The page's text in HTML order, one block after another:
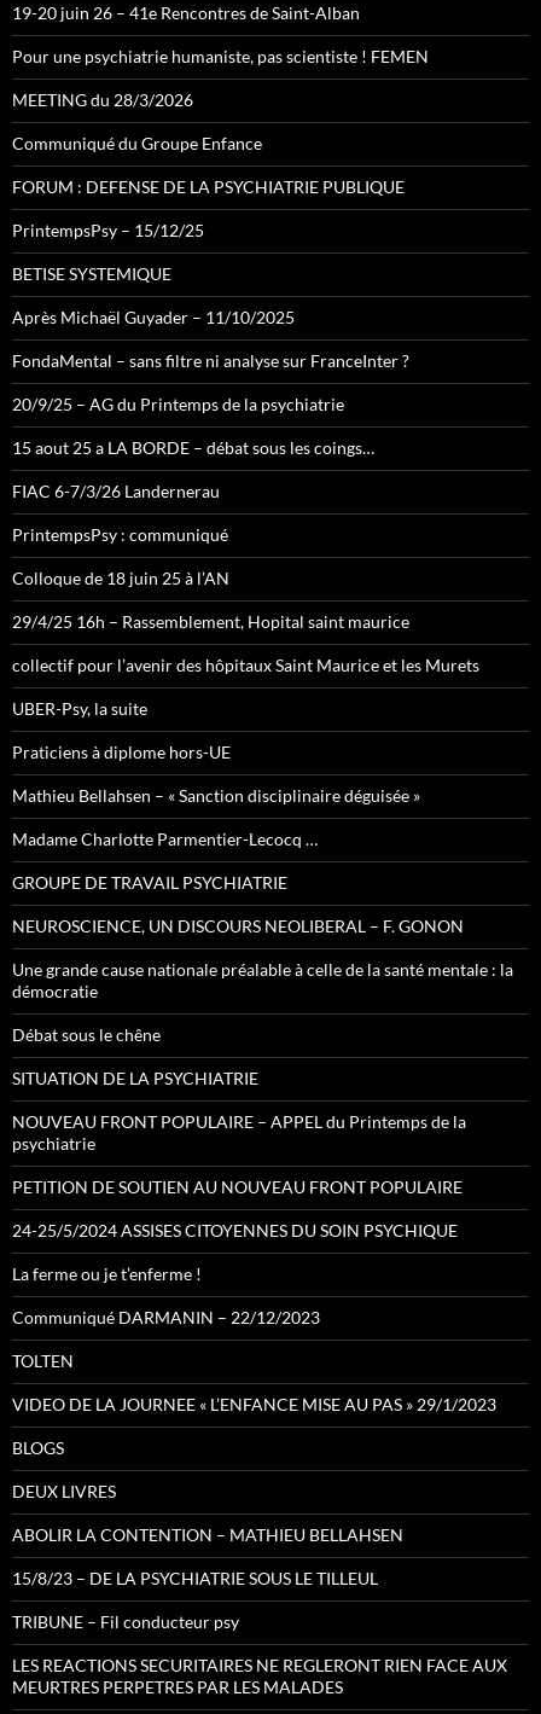
19-20 juin 26 – 41e Rencontres de Saint-Alban
Pour une psychiatrie humaniste, pas scientiste ! FEMEN
MEETING du 28/3/2026
Communiqué du Groupe Enfance
FORUM : DEFENSE DE LA PSYCHIATRIE PUBLIQUE
PrintempsPsy – 15/12/25
BETISE SYSTEMIQUE
Après Michaël Guyader – 11/10/2025
FondaMental – sans filtre ni analyse sur FranceInter ?
20/9/25 – AG du Printemps de la psychiatrie
15 aout 25 a LA BORDE – débat sous les coings…
FIAC 6-7/3/26 Landernerau
PrintempsPsy : communiqué
Colloque de 18 juin 25 à l’AN
29/4/25 16h – Rassemblement, Hopital saint maurice
collectif pour l’avenir des hôpitaux Saint Maurice et les Murets
UBER-Psy, la suite
Praticiens à diplome hors-UE
Mathieu Bellahsen – « Sanction disciplinaire déguisée »
Madame Charlotte Parmentier-Lecocq …
GROUPE DE TRAVAIL PSYCHIATRIE
NEUROSCIENCE, UN DISCOURS NEOLIBERAL – F. GONON
Une grande cause nationale préalable à celle de la santé mentale : la
démocratie
Débat sous le chêne
SITUATION DE LA PSYCHIATRIE
NOUVEAU FRONT POPULAIRE – APPEL du Printemps de la
psychiatrie
PETITION DE SOUTIEN AU NOUVEAU FRONT POPULAIRE
24-25/5/2024 ASSISES CITOYENNES DU SOIN PSYCHIQUE
La ferme ou je t’enferme !
Communiqué DARMANIN – 22/12/2023
TOLTEN
VIDEO DE LA JOURNEE « L’ENFANCE MISE AU PAS » 29/1/2023
BLOGS
DEUX LIVRES
ABOLIR LA CONTENTION – MATHIEU BELLAHSEN
15/8/23 – DE LA PSYCHIATRIE SOUS LE TILLEUL
TRIBUNE – Fil conducteur psy
LES REACTIONS SECURITAIRES NE REGLERONT RIEN FACE AUX
MEURTRES PERPETRES PAR LES MALADES